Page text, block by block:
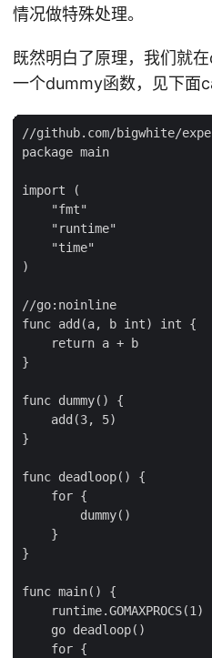
情况做特殊处理。
既然明白了原理，我们就
一个dummy函数，见下面
//github.com/bigwhite/
package main
import (
    "fmt"
    "runtime"
    "time"
)
//go:noinline
func add(a, b int) int {
    return a + b
}
func dummy() {
    add(3, 5)
}
func deadloop() {
    for {
        dummy()
    }
}
func main() {
    runtime.GOMAXPROCS(1)
    go deadloop()
    for {